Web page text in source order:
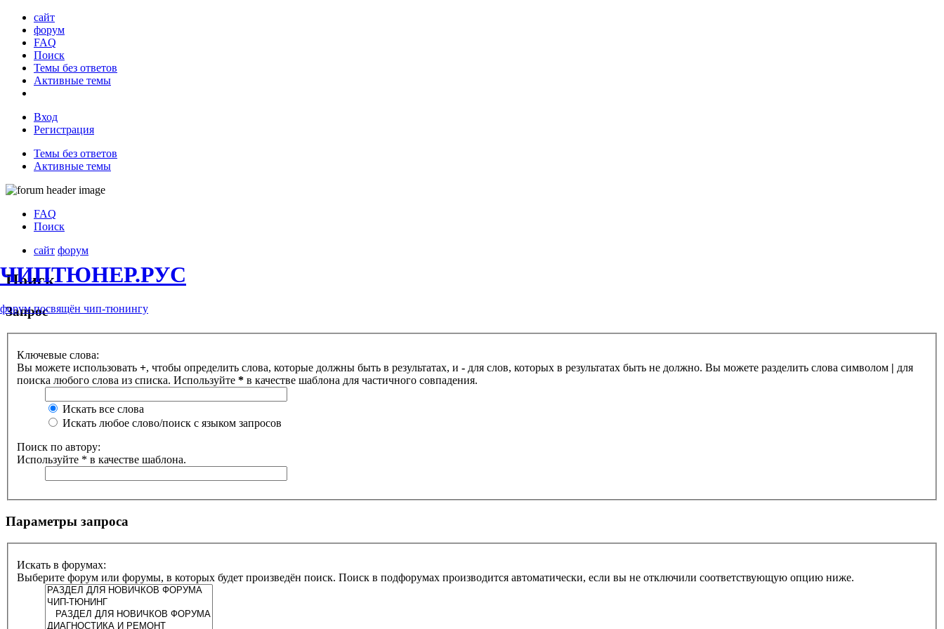
сайт
форум
FAQ
Поиск
Темы без ответов
Активные темы
Вход
Регистрация
Темы без ответов
Активные темы
ЧИПТЮНЕР.РУС
форум посвящён чип-тюнингу
FAQ
Поиск
сайт форум
Поиск
Запрос
Ключевые слова:
Вы можете использовать +, чтобы определить слова, которые должны быть в результатах, и - для слов, которых в результатах быть не должно. Вы можете разделить слова символом | для
поиска любого слова из списка. Используйте * в качестве шаблона для частичного совпадения.
Искать все слова
Искать любое слово/поиск с языком запросов
Поиск по автору:
Используйте * в качестве шаблона.
Параметры запроса
Искать в форумах:
Выберите форум или форумы, в которых будет произведён поиск. Поиск в подфорумах производится автоматически, если вы не отключили соответствующую опцию ниже.